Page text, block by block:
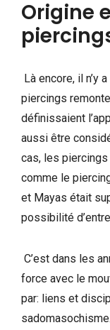
Origine
Là encore, il n’y
piercings
définissaient
aussi être
cas, les
comme le
et Mayas était
possibilité
C’est dans les
force avec le
par: liens et